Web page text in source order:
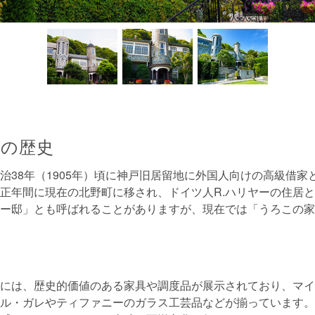
歴史
38年（1905年）頃に神戸旧居留地に外国人向けの高級借家
年間に現在の北野町に移され、ドイツ人R.ハリヤーの住居
邸」とも呼ばれることがありますが、現在では「うろこの
は、歴史的価値のある家具や調度品が展示されており、マ
・ガレやティファニーのガラス工芸品などが揃っています